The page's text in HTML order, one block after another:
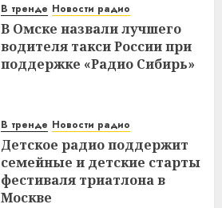
В тренде Новости радио
В Омске назвали лучшего
водителя такси России при
поддержке «Радио Сибирь»
В тренде Новости радио
Детское радио поддержит
семейные и детские старты
фестиваля триатлона в
Москве